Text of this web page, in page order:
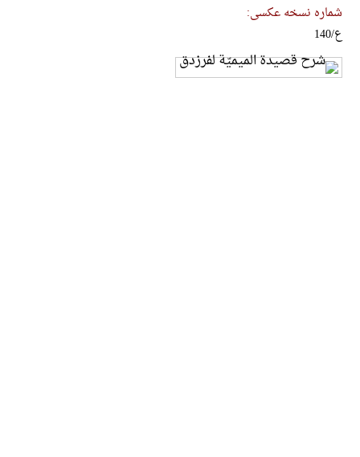
شماره نسخه عکسی:
ع/140